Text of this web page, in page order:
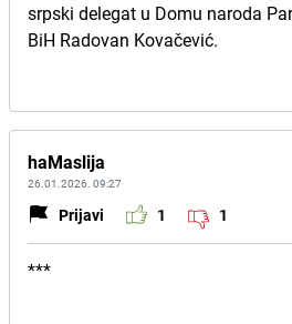
srpski delegat u Domu naroda
BiH Radovan Kovačević.
haMaslija
26.01.2026. 09:27
Prijavi 1 1
***